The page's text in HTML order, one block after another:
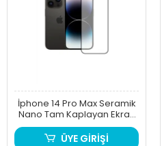
İphone 14 Pro Max Seramik
Nano Tam Kaplayan Ekran
Korucu
ÜYE GİRİŞİ